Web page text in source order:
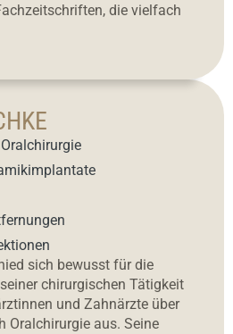
sich bewusst für die
chirurgischen Tätigkeit
und Zahnärzte über
Oralchirurgie aus. Seine
die vielfach